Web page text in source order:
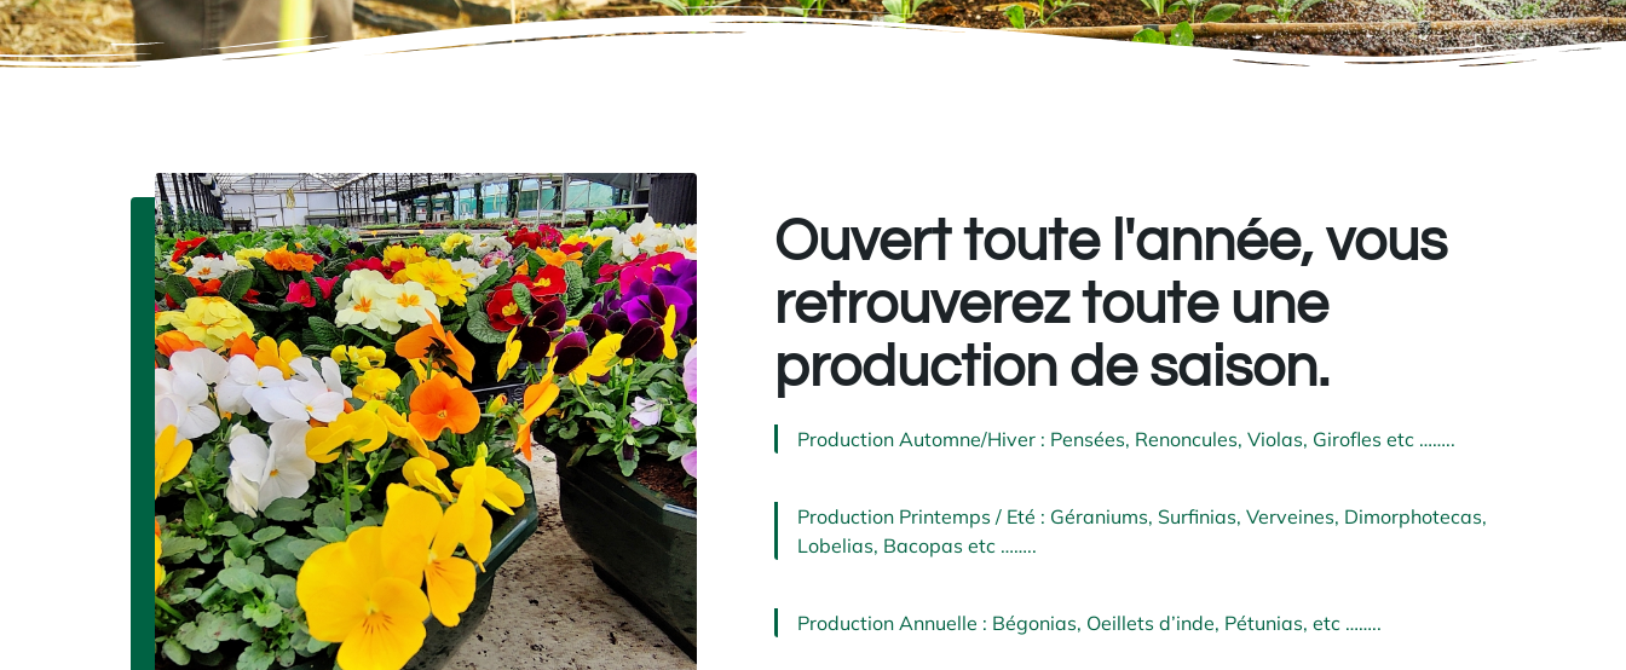
Ouvert toute l'année, vous
retrouverez toute une
production de saison.
Production Automne/Hiver : Pensées, Renoncules, Violas, Girofles etc ……..
Production Printemps / Eté : Géraniums, Surfinias, Verveines, Dimorphotecas,
Lobelias, Bacopas etc ……..
Production Annuelle : Bégonias, Oeillets d’inde, Pétunias, etc ……..